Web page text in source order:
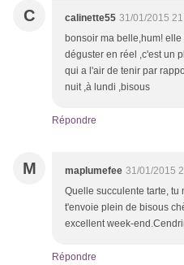
C calinette55 31/01/2015
bonsoir ma belle,hum!
déguster en réel ,c'est un
qui a l'air de tenir par
nuit ,à lundi ,bisous
Répondre
M maplumefee 31/01/2015
Quelle succulente tarte, tu
t'envoie plein de bisous
excellent week-
Répondre